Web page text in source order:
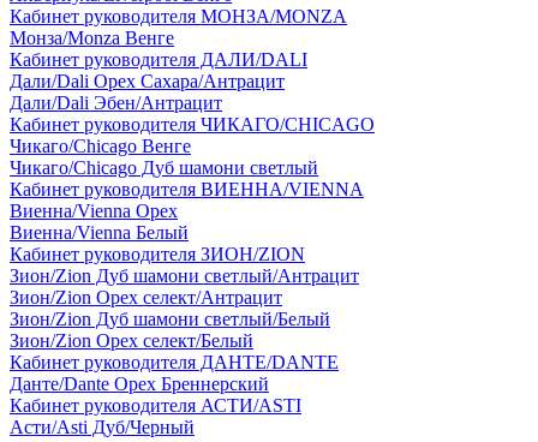
Кабинет руководителя МОНЗА/MONZA
Монза/Monza Венге
Кабинет руководителя ДАЛИ/DALI
Дали/Dali Орех Cахара/Антрацит
Дали/Dali Эбен/Антрацит
Кабинет руководителя ЧИКАГО/CHICAGO
Чикаго/Chicago Венге
Чикаго/Chicago Дуб шамони светлый
Кабинет руководителя ВИЕННА/VIENNA
Виенна/Vienna Орех
Виенна/Vienna Белый
Кабинет руководителя ЗИОН/ZION
Зион/Zion Дуб шамони светлый/Антрацит
Зион/Zion Орех селект/Антрацит
Зион/Zion Дуб шамони светлый/Белый
Зион/Zion Орех селект/Белый
Кабинет руководителя ДАНТЕ/DANTE
Данте/Dante Орех Бреннерский
Кабинет руководителя АСТИ/ASTI
Асти/Asti Дуб/Черный